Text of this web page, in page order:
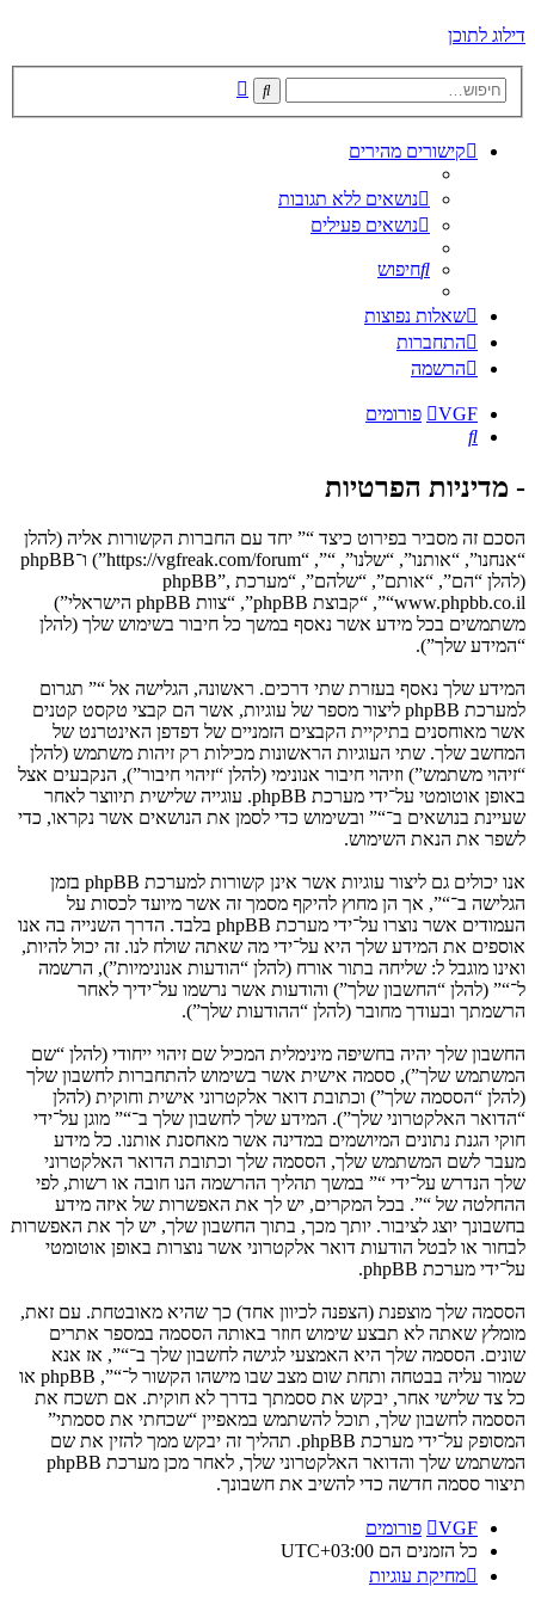
דילוג לתוכן
חיפוש
קישורים מהירים
נושאים ללא תגובות
נושאים פעילים
חיפוש
שאלות נפוצות
התחברות
הרשמה
VGF
פורומים
חיפוש
- מדיניות הפרטיות
הסכם זה מסביר בפירוט כיצד “” יחד עם החברות הקשורות אליה (להלן
“אנחנו”, “אותנו”, “שלנו”, “”, “https://vgfreak.com/forum”) ו־phpBB
(להלן “הם”, “אותם”, “שלהם”, “מערכת phpBB”,
“www.phpbb.co.il”, “קבוצת phpBB”, “צוות phpBB הישראלי”)
משתמשים בכל מידע אשר נאסף במשך כל חיבור בשימוש שלך (להלן
“המידע שלך”).
המידע שלך נאסף בעזרת שתי דרכים. ראשונה, הגלישה אל “” תגרום
למערכת phpBB ליצור מספר של עוגיות, אשר הם קבצי טקסט קטנים
אשר מאוחסנים בתיקיית הקבצים הזמניים של דפדפן האינטרנט של
המחשב שלך. שתי העוגיות הראשונות מכילות רק זיהות משתמש (להלן
“זיהוי משתמש”) וזיהוי חיבור אנונימי (להלן “זיהוי חיבור”), הנקבעים אצל
באופן אוטומטי על־ידי מערכת phpBB. עוגייה שלישית תיווצר לאחר
שעיינת בנושאים ב־“” ובשימוש כדי לסמן את הנושאים אשר נקראו, כדי
לשפר את הנאת השימוש.
אנו יכולים גם ליצור עוגיות אשר אינן קשורות למערכת phpBB בזמן
הגלישה ב־“”, אך הן מחוץ להיקף מסמך זה אשר מיועד לכסות על
העמודים אשר נוצרו על־ידי מערכת phpBB בלבד. הדרך השנייה בה אנו
אוספים את המידע שלך היא על־ידי מה שאתה שולח לנו. זה יכול להיות,
ואינו מוגבל ל: שליחה בתור אורח (להלן “הודעות אנונימיות”), הרשמה
ל־“” (להלן “החשבון שלך”) והודעות אשר נרשמו על־ידיך לאחר
הרשמתך ובעודך מחובר (להלן “ההודעות שלך”).
החשבון שלך יהיה בחשיפה מינימלית המכיל שם זיהוי ייחודי (להלן “שם
המשתמש שלך”), ססמה אישית אשר בשימוש להתחברות לחשבון שלך
(להלן “הססמה שלך”) וכתובת דואר אלקטרוני אישית וחוקית (להלן
“הדואר האלקטרוני שלך”). המידע שלך לחשבון שלך ב־“” מוגן על־ידי
חוקי הגנת נתונים המיושמים במדינה אשר מאחסנת אותנו. כל מידע
מעבר לשם המשתמש שלך, הססמה שלך וכתובת הדואר האלקטרוני
שלך הנדרש על־ידי “” במשך תהליך ההרשמה הנו חובה או רשות, לפי
ההחלטה של “”. בכל המקרים, יש לך את האפשרות של איזה מידע
בחשבונך יוצג לציבור. יותך מכך, בתוך החשבון שלך, יש לך את האפשרות
לבחור או לבטל הודעות דואר אלקטרוני אשר נוצרות באופן אוטומטי
על־ידי מערכת phpBB.
הססמה שלך מוצפנת (הצפנה לכיוון אחד) כך שהיא מאובטחת. עם זאת,
מומלץ שאתה לא תבצע שימוש חוזר באותה הססמה במספר אתרים
שונים. הססמה שלך היא האמצעי לגישה לחשבון שלך ב־“”, אז אנא
שמור עליה בבטחה ותחת שום מצב שבו מישהו הקשור ל־“”, phpBB או
כל צד שלישי אחר, יבקש את ססמתך בדרך לא חוקית. אם תשכח את
הססמה לחשבון שלך, תוכל להשתמש במאפיין “שכחתי את ססמתי”
המסופק על־ידי מערכת phpBB. תהליך זה יבקש ממך להזין את שם
המשתמש שלך והדואר האלקטרוני שלך, לאחר מכן מערכת phpBB
תיצור ססמה חדשה כדי להשיב את חשבונך.
VGF
פורומים
כל הזמנים הם UTC+03:00
מחיקת עוגיות